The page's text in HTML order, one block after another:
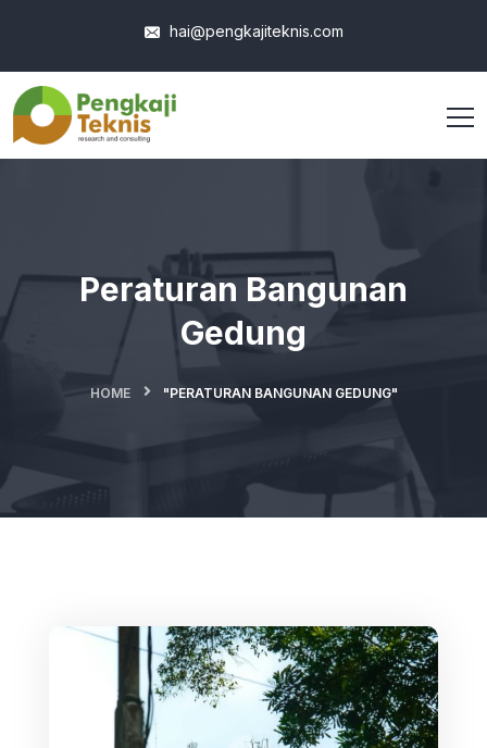
hai@pengkajiteknis.com
Peraturan Bangunan
Gedung
HOME "PERATURAN BANGUNAN GEDUNG"